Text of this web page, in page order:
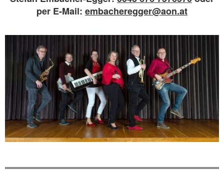
per E-Mail: embacheregger@aon.at